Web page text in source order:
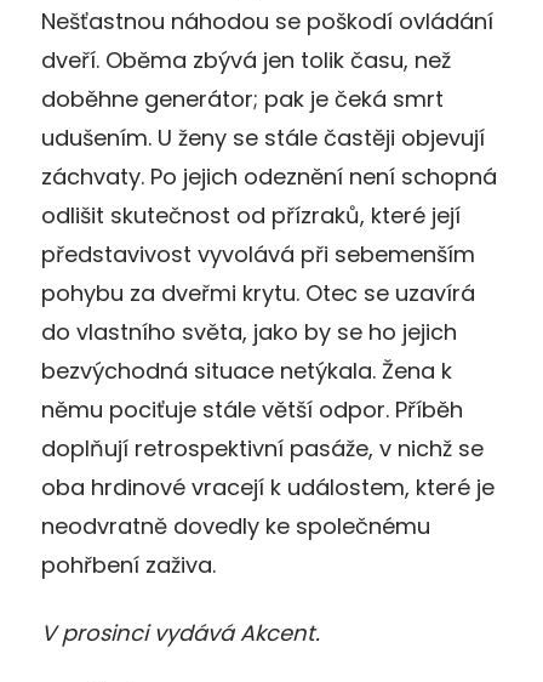
Nešťastnou náhodou se poškodí ovládání
dveří. Oběma zbývá jen tolik času, než
doběhne generátor; pak je čeká smrt
udušením. U ženy se stále častěji objevují
záchvaty. Po jejich odeznění není schopná
odlišit skutečnost od přízraků, které její
představivost vyvolává při sebemenším
pohybu za dveřmi krytu. Otec se uzavírá
do vlastního světa, jako by se ho jejich
bezvýchodná situace netýkala. Žena k
němu pociťuje stále větší odpor. Příběh
doplňují retrospektivní pasáže, v nichž se
oba hrdinové vracejí k událostem, které je
neodvratně dovedly ke společnému
pohřbení zaživa.
V prosinci vydává Akcent.